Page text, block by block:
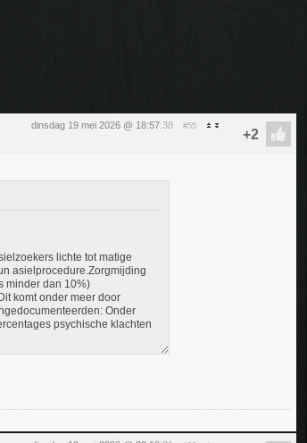
dinsdag 19 mei 2026 @ 18:57:38 #55
lichte tot matige
asielprocedure.Zorgmijding
minder dan 10%)
komt onder meer door
Onder
psychische klachten